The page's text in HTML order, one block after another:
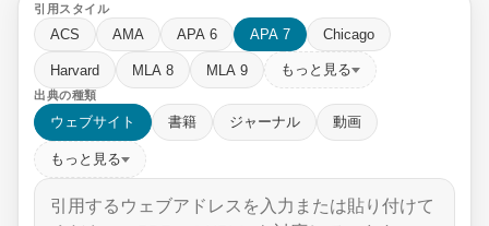
引用スタイル
ACS AMA APA 6 APA 7 Chicago
Harvard MLA 8 MLA 9 もっと見る
出典の種類
ウェブサイト 書籍 ジャーナル 動画
もっと見る